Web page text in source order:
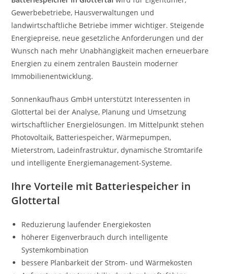
Gewerbebetriebe, Hausverwaltungen und
landwirtschaftliche Betriebe immer wichtiger. Steigende
Energiepreise, neue gesetzliche Anforderungen und der
Wunsch nach mehr Unabhängigkeit machen erneuerbare
Energien zu einem zentralen Baustein moderner
Immobilienentwicklung.
Sonnenkaufhaus GmbH unterstützt Interessenten in
Glottertal bei der Analyse, Planung und Umsetzung
wirtschaftlicher Energielösungen. Im Mittelpunkt stehen
Photovoltaik, Batteriespeicher, Wärmepumpen,
Mieterstrom, Ladeinfrastruktur, dynamische Stromtarife
und intelligente Energiemanagement-Systeme.
Ihre Vorteile mit Batteriespeicher in
Glottertal
Reduzierung laufender Energiekosten
höherer Eigenverbrauch durch intelligente
Systemkombination
bessere Planbarkeit der Strom- und Wärmekosten